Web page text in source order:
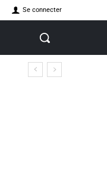
Se connecter